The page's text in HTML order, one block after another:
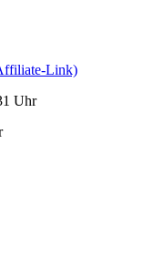
Link)
Uhr